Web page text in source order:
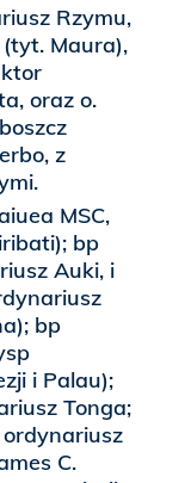
Rzymu,
Maura),
oraz o.
z
MSC,
bp
Auki, i
bp
i Palau);
Tonga;
ordynariusz
C.